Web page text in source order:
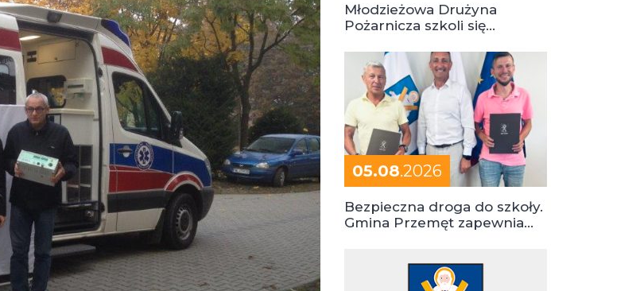
Młodzieżowa Drużyna
Pożarnicza szkoli się
05.08.2026
Bezpieczna droga do szkoły.
Gmina Przemęt zapewnia